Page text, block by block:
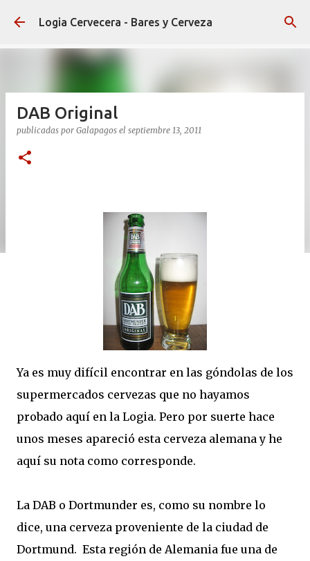
Ir al contenido principal
Logia Cervecera - Bares y Cerveza
DAB Original
publicadas por Galapagos el septiembre 13, 2011
Ya es muy difícil encontrar en las góndolas de los
supermercados cervezas que no hayamos
probado aquí en la Logia. Pero por suerte hace
unos meses apareció esta cerveza alemana y he
aquí su nota como corresponde.
La DAB o Dortmunder es, como su nombre lo
dice, una cerveza proveniente de la ciudad de
Dortmund. Esta región de Alemania fue una de